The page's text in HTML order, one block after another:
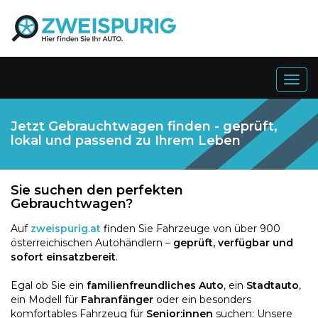
Jetzt Gebrauchtwagen finden - geprüft,
lokal und passend zu Ihrem Leben
Sie suchen den perfekten
Gebrauchtwagen?
Auf zweispurig.at finden Sie Fahrzeuge von über 900
österreichischen Autohändlern – geprüft, verfügbar und
sofort einsatzbereit.
Egal ob Sie ein familienfreundliches Auto, ein Stadtauto,
ein Modell für Fahranfänger oder ein besonders
komfortables Fahrzeug für Senior:innen suchen: Unsere